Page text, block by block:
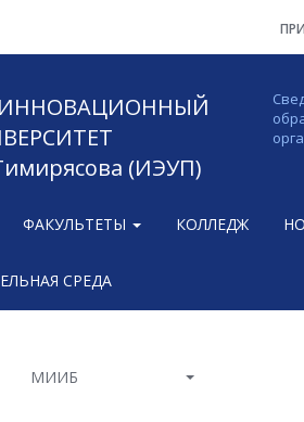
(ИЭУП)
ФАКУЛЬТЕТЫ КОЛЛЕДЖ
СРЕДА
МИИБ